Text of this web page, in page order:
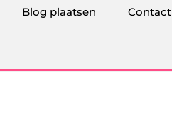
Blog plaatsen Contact